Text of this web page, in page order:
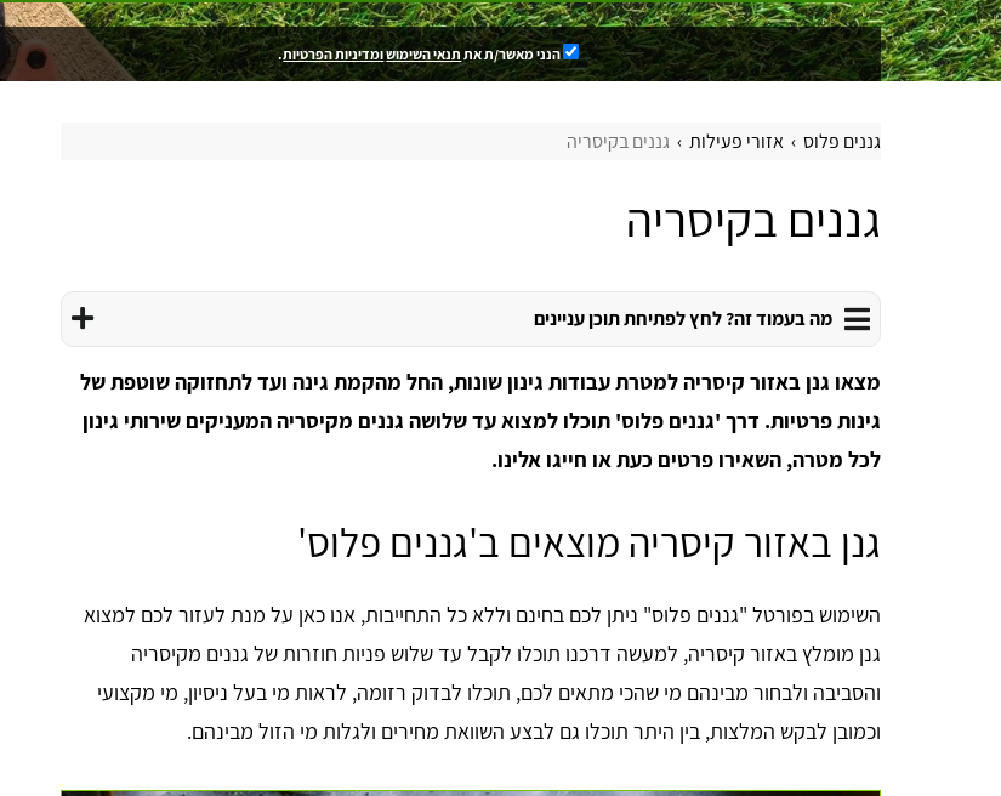
הנני מאשר/ת את תנאי השימושומדיניות הפרטיות.
גננים פלוס אזורי פעילות גננים בקיסריה
גננים בקיסריה
מה בעמוד זה? לחץ לפתיחת תוכן עניינים
מצאו גנן באזור קיסריה למטרת עבודות גינון שונות, החל מהקמת גינה ועד לתחזוקה שוטפת של
גינות פרטיות. דרך 'גננים פלוס' תוכלו למצוא עד שלושה גננים מקיסריה המעניקים שירותי גינון
לכל מטרה, השאירו פרטים כעת או חייגו אלינו.
גנן באזור קיסריה מוצאים ב'גננים פלוס'
השימוש בפורטל "גננים פלוס" ניתן לכם בחינם וללא כל התחייבות, אנו כאן על מנת לעזור לכם למצוא
גנן מומלץ באזור קיסריה, למעשה דרכנו תוכלו לקבל עד שלוש פניות חוזרות של גננים מקיסריה
והסביבה ולבחור מבינהם מי שהכי מתאים לכם, תוכלו לבדוק רזומה, לראות מי בעל ניסיון, מי מקצועי
וכמובן לבקש המלצות, בין היתר תוכלו גם לבצע השוואת מחירים ולגלות מי הזול מבינהם.